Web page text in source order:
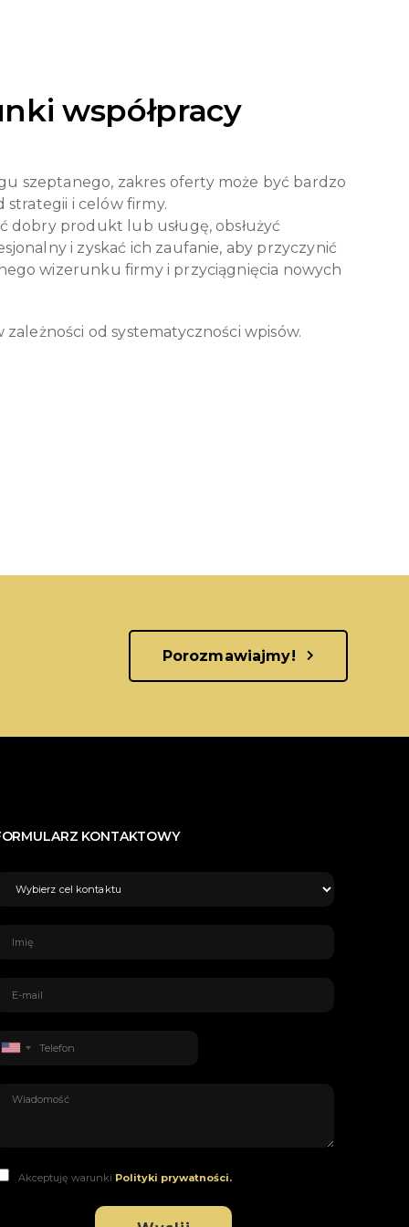
współpracy
szeptanego, zakres oferty może być bardzo
strategii i celów firmy.
dobry produkt lub usługę, obsłużyć
i zyskać ich zaufanie, aby przyczynić
wizerunku firmy i przyciągnięcia nowych
od systematyczności wpisów.
Porozmawiajmy!
KONTAKTOWY
Akceptuję warunki Polityki prywatności.